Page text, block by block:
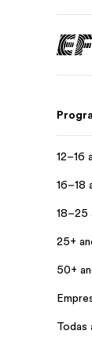
12–16
16–18
18–25
25+
50+
Todas